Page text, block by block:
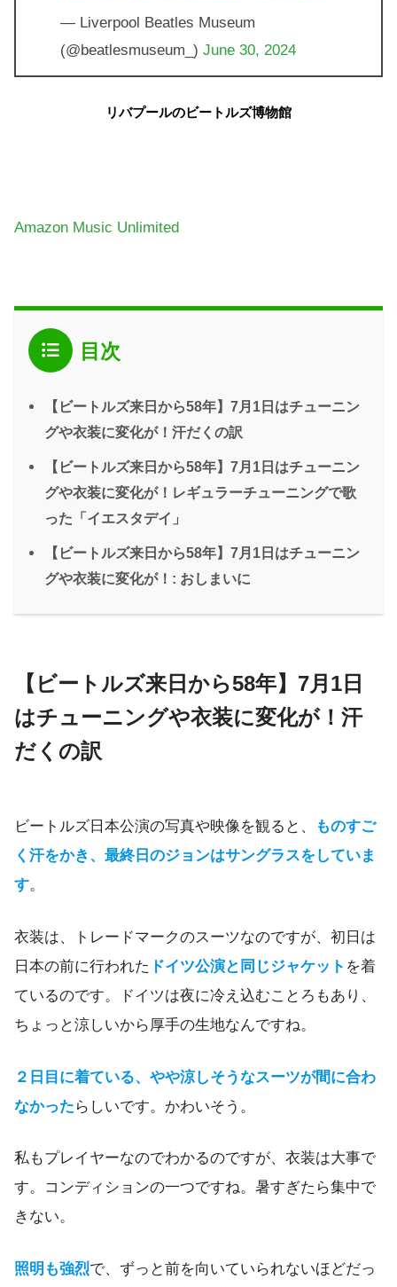
— Liverpool Beatles Museum
(@beatlesmuseum_) June 30, 2024
リバプールのビートルズ博物館
Amazon Music Unlimited
目次
【ビートルズ来日から58年】7月1日はチューニン
グや衣装に変化が！汗だくの訳
【ビートルズ来日から58年】7月1日はチューニン
グや衣装に変化が！レギュラーチューニングで歌
った「イエスタデイ」
【ビートルズ来日から58年】7月1日はチューニン
グや衣装に変化が！: おしまいに
【ビートルズ来日から58年】7月1日
はチューニングや衣装に変化が！汗
だくの訳
ビートルズ日本公演の写真や映像を観ると、
ものすご
く汗をかき、最終日のジョンはサングラスをしていま
す。
衣装は、トレードマークのスーツなのですが、初日は
日本の前に行われた ドイツ公演と同じジャケット を着
ているのです。ドイツは夜に冷え込むことろもあり、
ちょっと涼しいから厚手の生地なんですね。
２日目に着ている、やや涼しそうなスーツが間に合わ
なかった らしいです。かわいそう。
私もプレイヤーなのでわかるのですが、衣装は大事で
す。コンディションの一つですね。暑すぎたら集中で
きない。
照明も強烈で、ずっと前を向いていられないほどだっ